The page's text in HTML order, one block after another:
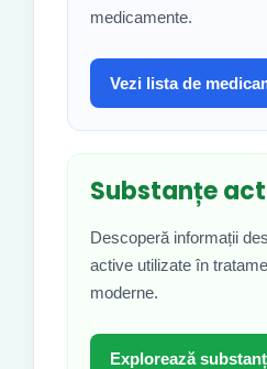
medicamente.
Vezi lista de
Substanțe
Descoperă informații
active utilizate în
moderne.
Explorează